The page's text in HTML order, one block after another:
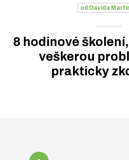
od Davida
8 hodinové
veškerou
prakticky